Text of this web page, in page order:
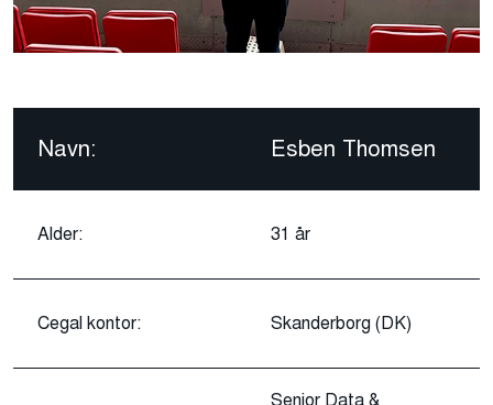
Navn:
Alder:
Cegal kontor:
Esben Thomsen
31 år
Skanderborg (DK)
Senior Data &